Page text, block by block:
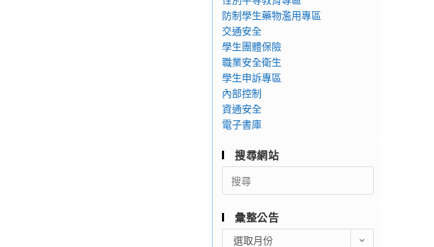
防制學生藥物濫用專區
交通安全
學生團體保險
職業安全衛生
學生申訴專區
內部控制
資通安全
電子書庫
搜尋網站
Search
for:
彙整公告
選取月份